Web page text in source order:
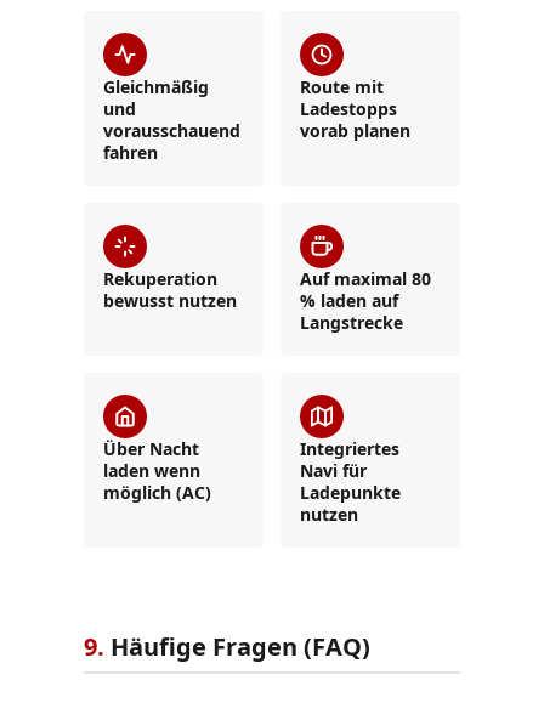
Gleichmäßig
und
vorausschauend
fahren
Route mit
Ladestopps
vorab planen
Rekuperation
bewusst nutzen
Auf maximal 80
% laden auf
Langstrecke
Über Nacht
laden wenn
möglich (AC)
Integriertes
Navi für
Ladepunkte
nutzen
9. Häufige Fragen (FAQ)